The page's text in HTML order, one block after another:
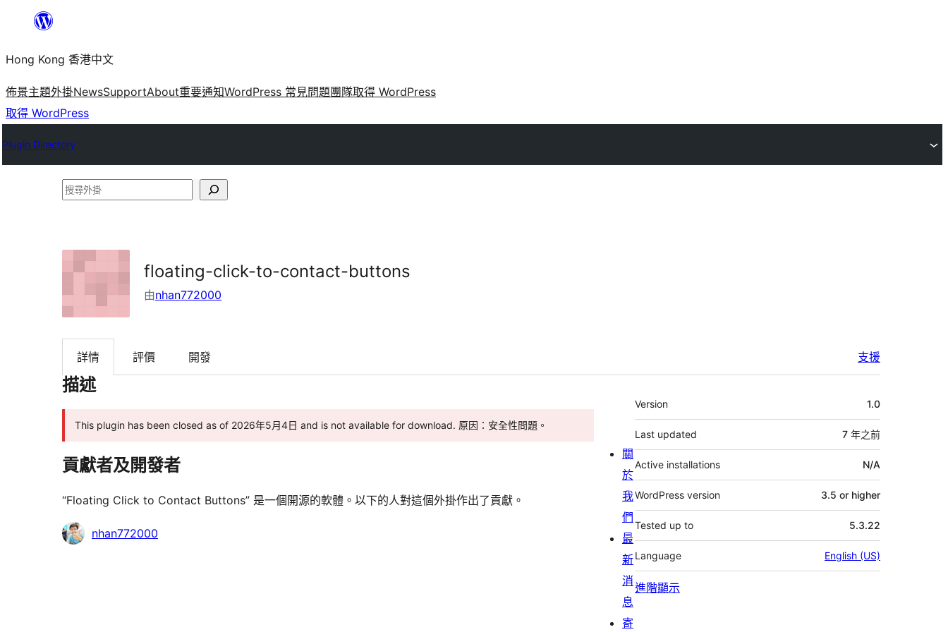
主
要
內
容
Hong Kong 香港中文
佈景主題外掛NewsSupportAbout重要通知WordPress 常見問題團隊取得 WordPress
取得 WordPress
Plugin Directory
搜
掛
floating-click-to-contact-buttons
由nhan772000
詳情 評價 開發 支援
描述
This plugin has been closed as of 2026年5月4日 and is not available for download. 原因：安全性問題。
貢獻者及開發者
“Floating Click to Contact Buttons” 是一個開源的軟體。以下的人對這個外掛作出了貢獻。
貢
nhan772000
其
它
Version 1.0
Last updated 7 年之前
Active installations N/A
WordPress version 3.5 or higher
Tested up to 5.3.22
Language English (US)
進階顯示
關
於
我
們
最
新
消
息
寄